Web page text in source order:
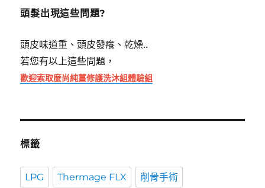
頭髮出現這些問題?
頭皮味道重、頭皮發癢、乾燥..
若您有以上這些問題，
歡迎索取麼尚純薑修護洗沐組體驗組
標籤
LPG Thermage FLX 削骨手術